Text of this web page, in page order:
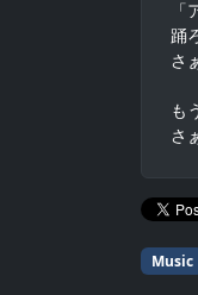
踊
さ
も
さ
Music